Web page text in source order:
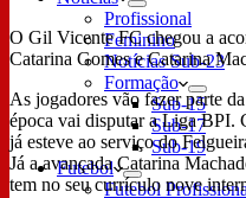
Profissional
Feminino
Notícias Sub-23
Formação
Sub-15
Sub-17
Sub-19
Futebol
Futebol
O Gil Vicente FC chegou a
Catarina Gomes e Catarina
As jogadores vão fazer parte
época vai disputar a Liga BPI.
já esteve ao serviço do
Já a avançada Catarina
tem no seu currículo nove